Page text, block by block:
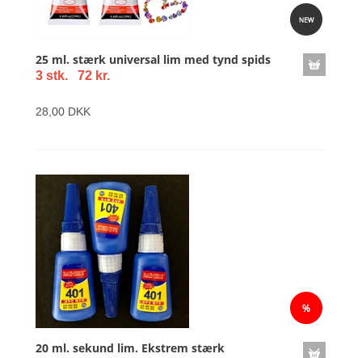
25 ml. stærk universal lim med tynd spids
3 stk. 72 kr.
28,00 DKK
20 ml. sekund lim. Ekstrem stærk